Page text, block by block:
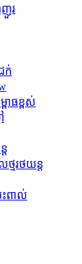
រ
ក់
ាធខ្ពស់
មរថយន្ត
ពាល់